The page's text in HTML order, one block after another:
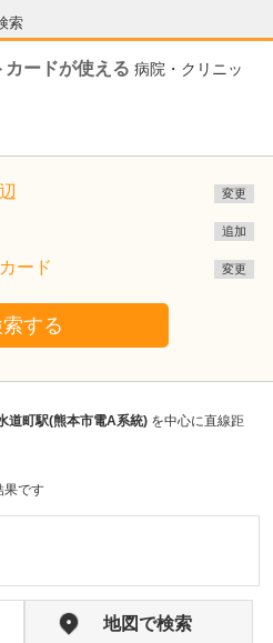
索
ードが使える 病院・クリニッ
変更
追加
ード 変更
する
道町駅(熊本市電A系統) を中心に直線距
果です
地図で検索